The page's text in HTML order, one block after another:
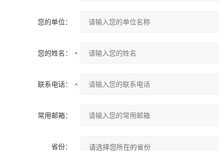
您的单位：
您的姓名：
联系电话：
常用邮箱：
省份：